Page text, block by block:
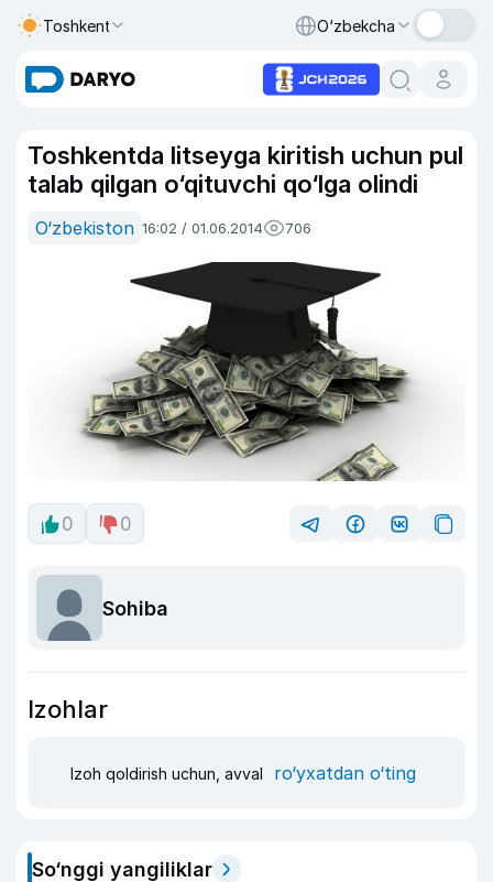
Toshkent O‘zbekcha
Toshkentda litseyga kiritish uchun pul
talab qilgan o‘qituvchi qo‘lga olindi
O‘zbekiston 16:02 / 01.06.2014 706
0 0
Sohiba
Izohlar
Izoh qoldirish uchun, avval ro‘yxatdan o‘ting
So‘nggi yangiliklar